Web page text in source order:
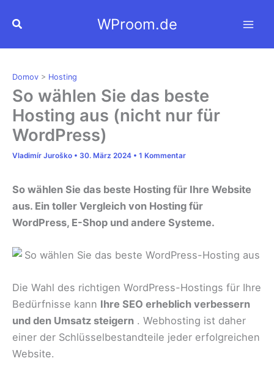
InhaltSuchen WProom.de
Domov > Hosting
So wählen Sie das beste
Hosting aus (nicht nur für
WordPress)
Vladimír Juroško • 30. März 2024 • 1 Kommentar
So wählen Sie das beste Hosting für Ihre Website
aus. Ein toller Vergleich von Hosting für
WordPress, E-Shop und andere Systeme.
Die Wahl des richtigen WordPress-Hostings für Ihre
Bedürfnisse kann Ihre SEO erheblich verbessern
und den Umsatz steigern . Webhosting ist daher
einer der Schlüsselbestandteile jeder erfolgreichen
Website.